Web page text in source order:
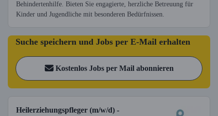
Behindertenhilfe. Bieten Sie engagierte, herzliche Betreuung für
Kinder und Jugendliche mit besonderen Bedürfnissen.
Suche speichern und Jobs per E-Mail erhalten
Kostenlos Jobs per Mail abonnieren
Heilerziehungspfleger (m/w/d) -